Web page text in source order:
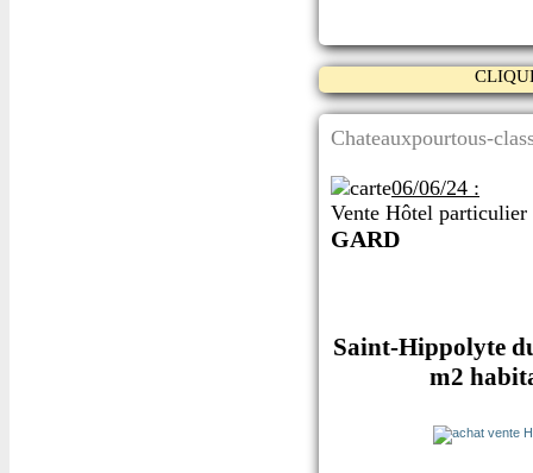
Chateauxpourtous-
06/06/24 :
Vente Hôtel particulier
GARD
Saint-Hippolyte
m2